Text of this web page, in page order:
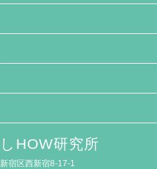
HOW研究所
宿区西新宿8-17-1